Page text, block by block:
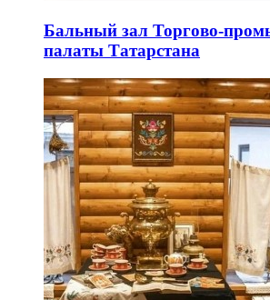
Бальный зал Торгово-
палаты Татарстана